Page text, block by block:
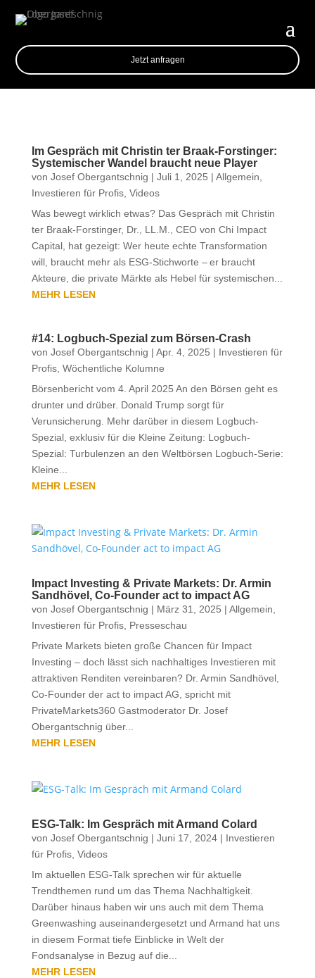
Jetzt anfragen
Im Gespräch mit Christin ter Braak-Forstinger:
Systemischer Wandel braucht neue Player
von Josef Obergantschnig | Juli 1, 2025 | Allgemein
Investieren für Profis, Videos
Was bewegt wirklich etwas? Das Gespräch mit Christin
ter Braak-Forstinger, Dr., LL.M., CEO von Chi Impact
Capital, hat gezeigt: Wer heute echte Transformation
will, braucht mehr als ESG-Stichworte – er braucht
Akteure, die private Märkte als Hebel für systemischen...
MEHR LESEN
#14: Logbuch-Spezial zum Börsen-Crash
von Josef Obergantschnig | Apr. 4, 2025 | Investieren für
Profis, Wöchentliche Kolumne
Börsenbericht vom 4. April 2025 An den Börsen geht es
drunter und drüber. Donald Trump sorgt für
Verunsicherung. Mehr darüber in diesem Logbuch-
Spezial, exklusiv für die Kleine Zeitung: Logbuch-
Spezial: Turbulenzen an den Weltbörsen Logbuch-Serie:
Kleine...
MEHR LESEN
Impact Investing & Private Markets: Dr. Armin
Sandhövel, Co-Founder act to impact AG
von Josef Obergantschnig | März 31, 2025 | Allgemein
Investieren für Profis, Presseschau
Private Markets bieten große Chancen für Impact
Investing – doch lässt sich nachhaltiges Investieren mit
attraktiven Renditen vereinbaren? Dr. Armin Sandhövel,
Co-Founder der act to impact AG, spricht mit
PrivateMarkets360 Gastmoderator Dr. Josef
Obergantschnig über...
MEHR LESEN
ESG-Talk: Im Gespräch mit Armand Colard
von Josef Obergantschnig | Juni 17, 2024| Investieren
für Profis, Videos
Im aktuellen ESG-Talk sprechen wir für aktuelle
Trendthemen rund um das Thema Nachhaltigkeit.
Darüber hinaus haben wir uns auch mit dem Thema
Greenwashing auseinandergesetzt und Armand hat uns
in diesem Format tiefe Einblicke in Welt der
Fondsanalyse in Bezug auf die...
MEHR LESEN